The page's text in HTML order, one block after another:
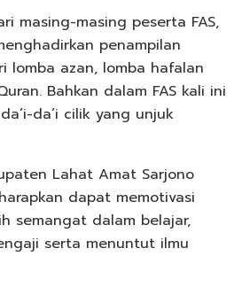
masing-masing peserta FAS,
penampilan
lomba azan, lomba hafalan
Bahkan dalam FAS kali ini
da’i cilik yang unjuk
Lahat Amat Sarjono
dapat memotivasi
semangat dalam belajar,
serta menuntut ilmu